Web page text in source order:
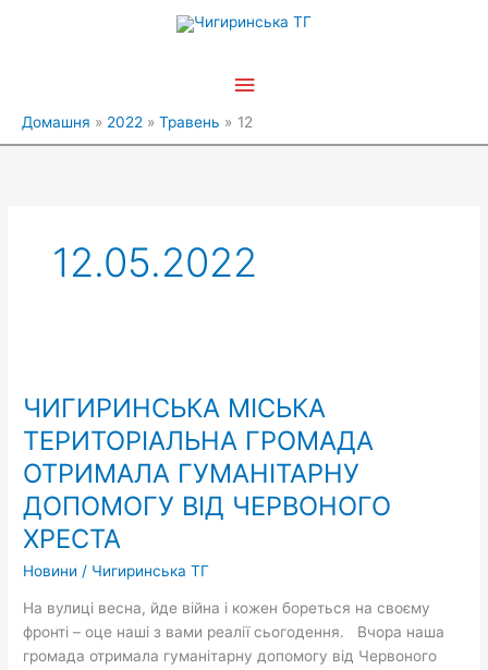
Головне
Домашня 2022 Травень 12
12.05.2022
ЧИГИРИНСЬКА МІСЬКА
ТЕРИТОРІАЛЬНА ГРОМАДА
ОТРИМАЛА ГУМАНІТАРНУ
ДОПОМОГУ ВІД ЧЕРВОНОГО
ХРЕСТА
Новини / Чигиринська ТГ
На вулиці весна, йде війна і кожен бореться на своєму
фронті – оце наші з вами реалії сьогодення. Вчора наша
громада отримала гуманітарну допомогу від Червоного
ТЕРИТОРІАЛЬНА
ГРОМАДА
ОТРИМАЛА
ГУМАНІТАРНУ
ДОПОМОГУ
ВІД
ЧЕРВОНОГО
ХРЕСТА